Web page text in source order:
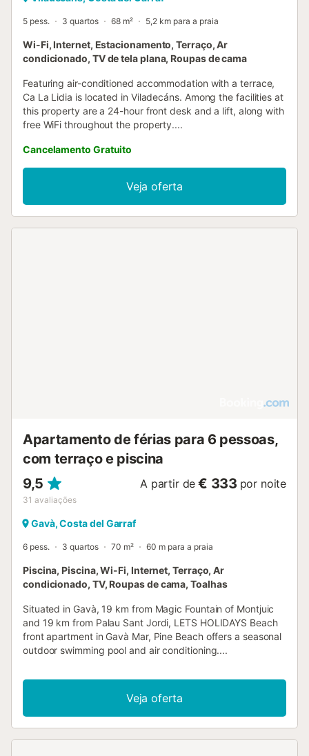
5 pess. 3 quartos 68 m² 5,2 km para a praia
Wi-Fi, Internet, Estacionamento, Terraço, Ar
condicionado, TV de tela plana, Roupas de cama
Featuring air-conditioned accommodation with a terrace,
Ca La Lidia is located in Viladecáns. Among the facilities at
this property are a 24-hour front desk and a lift, along with
free WiFi throughout the property....
Cancelamento Gratuito
Veja oferta
Apartamento de férias para 6 pessoas,
com terraço e piscina
9,5
31 avaliações
A partir de € 333 por noite
Gavà, Costa del Garraf
6 pess. 3 quartos 70 m² 60 m para a praia
Piscina, Piscina, Wi-Fi, Internet, Terraço, Ar
condicionado, TV, Roupas de cama, Toalhas
Situated in Gavà, 19 km from Magic Fountain of Montjuic
and 19 km from Palau Sant Jordi, LETS HOLIDAYS Beach
front apartment in Gavà Mar, Pine Beach offers a seasonal
outdoor swimming pool and air conditioning....
Veja oferta